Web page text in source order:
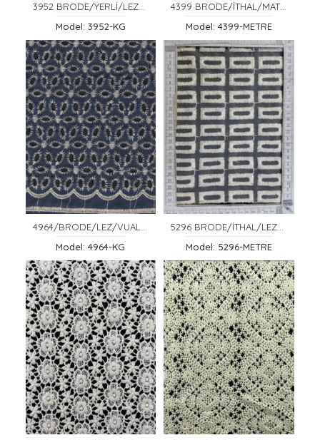
3952 BRODE/YERLİ/LEZ/GÜPÜR/POLYESTER/HAM
Model: 3952-KG
4399 BRODE/İTHAL/MAT POLYESTER/LEZ/NEFTİ/135 CM
Model: 4399-METRE
4964/BRODE/LEZ/VUAL/BOHRELLİ/MAVİ
Model: 4964-KG
5296 BRODE/İTHAL/LEZ/PAMUK/TÜL ÜZERİ/SİYAH/135 CM
Model: 5296-METRE